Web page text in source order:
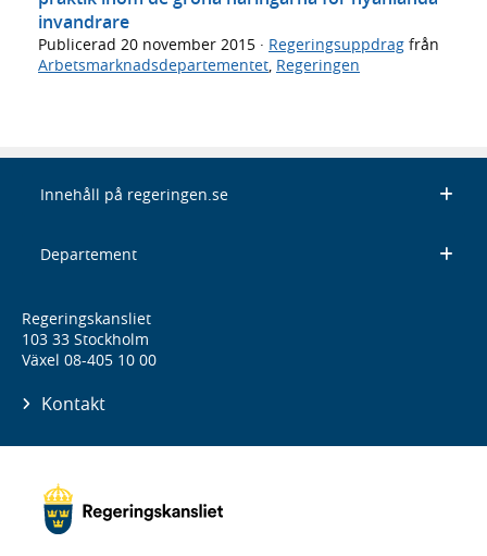
invandrare
Publicerad 20 november 2015 · Regeringsuppdrag från
Arbetsmarknadsdepartementet, Regeringen
Innehåll på regeringen.se
Departement
Regeringskansliet
103 33 Stockholm
Växel 08-405 10 00
Kontakt